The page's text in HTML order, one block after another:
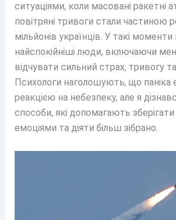
ситуаціями, коли масовані ракетні
повітряні тривоги стали частиною
мільйонів українців. У такі моменти
найспокійніші люди, включаючи
відчувати сильний страх, тривогу
Психологи наголошують, що паніка
реакцією на небезпеку, але я
способи, які допомагають
емоціями та діяти більш зібрано.